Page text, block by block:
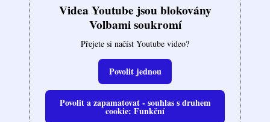
Videa Youtube jsou blokovány
Volbami soukromí
Přejete si načíst Youtube video?
Povolit jednou
Povolit a zapamatovat - souhlas s druhem
cookie: Funkční